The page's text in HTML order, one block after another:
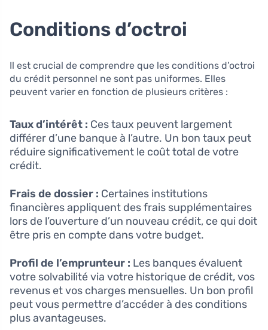
Conditions d’octroi
Il est crucial de comprendre que les conditions d’octroi
du crédit personnel ne sont pas uniformes. Elles
peuvent varier en fonction de plusieurs critères :
Taux d’intérêt : Ces taux peuvent largement
différer d’une banque à l’autre. Un bon taux peut
réduire significativement le coût total de votre
crédit.
Frais de dossier : Certaines institutions
financières appliquent des frais supplémentaires
lors de l’ouverture d’un nouveau crédit, ce qui doit
être pris en compte dans votre budget.
Profil de l’emprunteur : Les banques évaluent
votre solvabilité via votre historique de crédit, vos
revenus et vos charges mensuelles. Un bon profil
peut vous permettre d’accéder à des conditions
plus avantageuses.